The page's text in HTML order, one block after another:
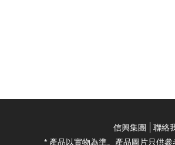
信興集團
聯絡
* 產品以實物為準。產品圖片只供